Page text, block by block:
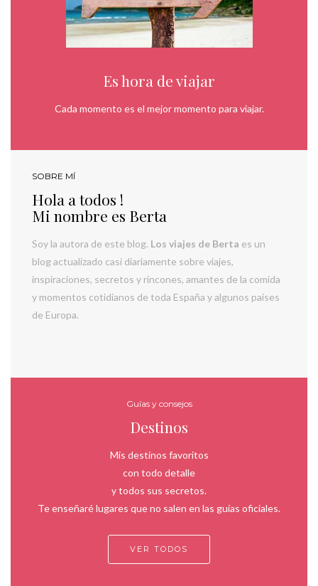
Es hora de viajar
Cada momento es el mejor momento para viajar.
SOBRE MÍ
Hola a todos !
Mi nombre es Berta
Soy la autora de este blog. Los viajes de Berta es un
blog actualizado casi diariamente sobre viajes,
inspiraciones, secretos y rincones, amantes de la comida
y momentos cotidianos de toda España y algunos países
de Europa.
Guías y consejos
Destinos
Mis destinos favoritos
con todo detalle
y todos sus secretos.
Te enseñaré lugares que no salen en las guías oficiales.
VER TODOS